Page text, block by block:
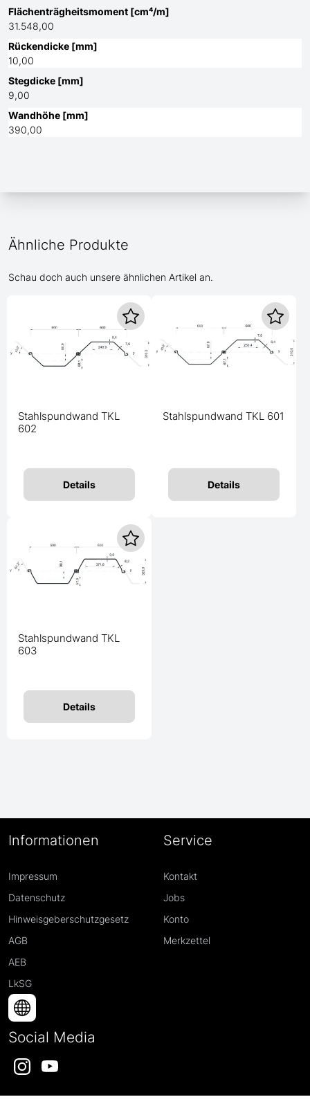
Flächenträgheitsmoment [cm⁴/m]
31.548,00
Rückendicke [mm]
10,00
Stegdicke [mm]
9,00
Wandhöhe [mm]
390,00
Ähnliche Produkte
Schau doch auch unsere ähnlichen Artikel an.
Stahlspundwand TKL
602
Details
Stahlspundwand TKL 601
Details
Stahlspundwand TKL
603
Details
Informationen
Impressum
Datenschutz
Hinweisgeberschutzgesetz
AGB
AEB
LkSG
Service
Kontakt
Jobs
Konto
Merkzettel
Social Media
InstagramYouTube